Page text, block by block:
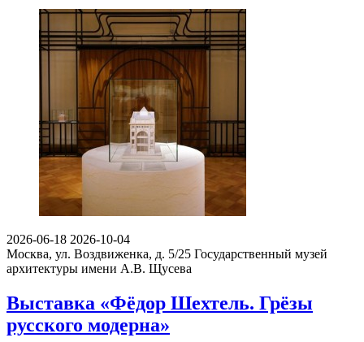
2026-06-18 2026-10-04
Москва, ул. Воздвиженка, д. 5/25 Государственный музей
архитектуры имени А.В. Щусева
Выставка «Фёдор Шехтель. Грёзы
русского модерна»